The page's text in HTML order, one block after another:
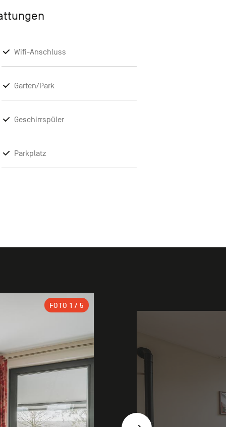
Wifi-Anschluss
Garten/Park
Geschirrspüler
Parkplatz
FOTO 1 / 5